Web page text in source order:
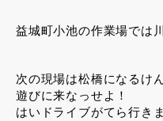
益城町小池の作業場では
次の現場は松橋になるけ
遊びに来なっせよ！
はいドライブがてら行き